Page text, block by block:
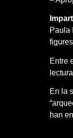
Paula
Entre
En la
han